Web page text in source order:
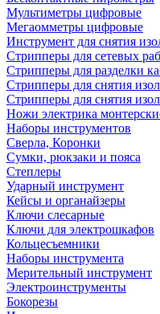
Мультиметры цифровые
Мегаомметры цифровые
Инструмент для снятия
Стрипперы для сетевых
Стрипперы для разделки
Cтрипперы для снятия
Стрипперы для снятия
Ножи электрика
Наборы инструментов
Сверла, Коронки
Сумки, рюкзаки и пояса
Степлеры
Ударный инструмент
Кейсы и органайзеры
Ключи слесарные
Ключи для электрошкафов
Кольцесъемники
Наборы инструмента
Мерительный инструмент
Электроинструменты
Бокорезы